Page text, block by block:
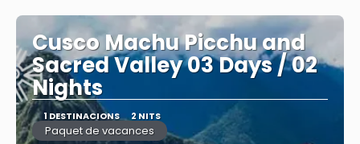
Cusco Machu Picchu and
Sacred Valley 03 Days / 02
Nights
1 DESTINACIONS 2 NITS
Paquet de vacances